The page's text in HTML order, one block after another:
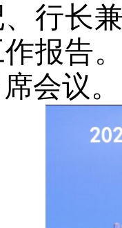
行长
报告
会议。